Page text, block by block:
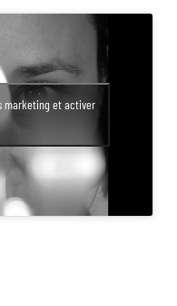
marketing et activer